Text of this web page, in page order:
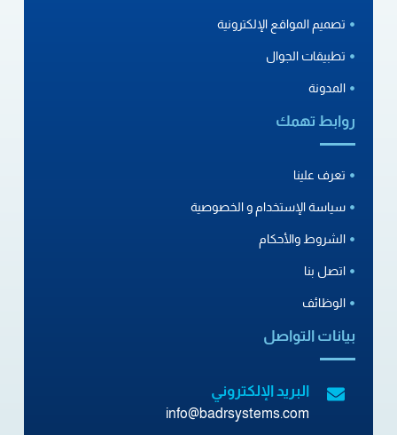
تصميم المواقع الإلكترونية
تطبيقات الجوال
المدونة
روابط تهمك
تعرف علينا
سياسة الإستخدام و الخصوصية
الشروط والأحكام
اتصل بنا
الوظائف
بيانات التواصل
البريد الإلكتروني
info@badrsystems.com